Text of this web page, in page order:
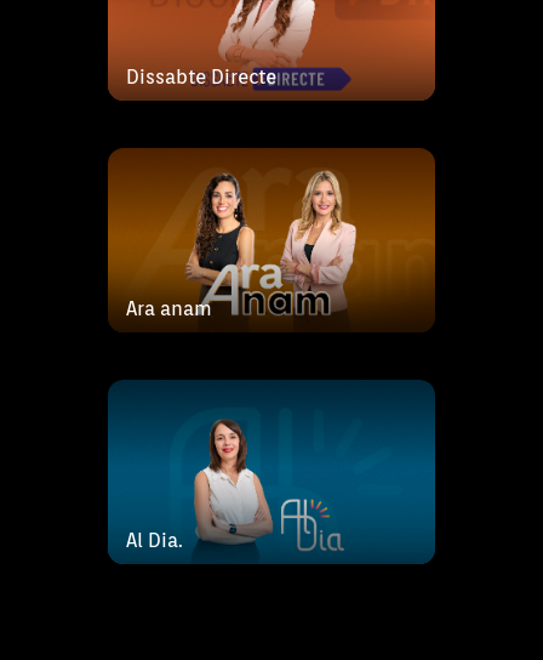
Dissabte Directe
Ara anam
periodistes Magdalena Serra i
Rosa de Lima, junt
Al Dia.
els protagonistes de la jornada
amb tertúlies de destacats
analistes de les illes i que
compta amb la col·labo